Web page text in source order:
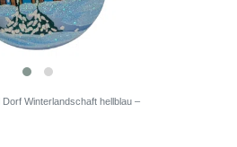
Winterlandschaft hellblau –